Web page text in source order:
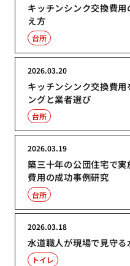
キッチンシンク交換費
え方
台所
キッチンシンク交換費
ングと業者選び
2026.03.20
台所
築三十年の公団住宅で
費用の成功事例研究
2026.03.19
台所
水道職人が現場で見守
2026.03.18
トイレ